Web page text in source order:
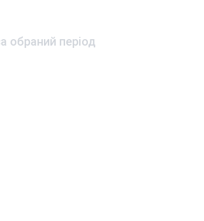
обраний період